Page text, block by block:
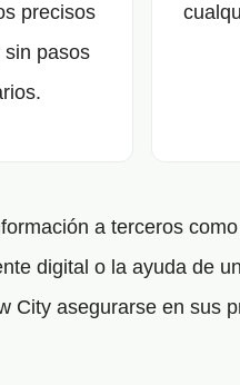
precisos
sin pasos
a terceros
digital o la ayuda de
City asegurarse en sus